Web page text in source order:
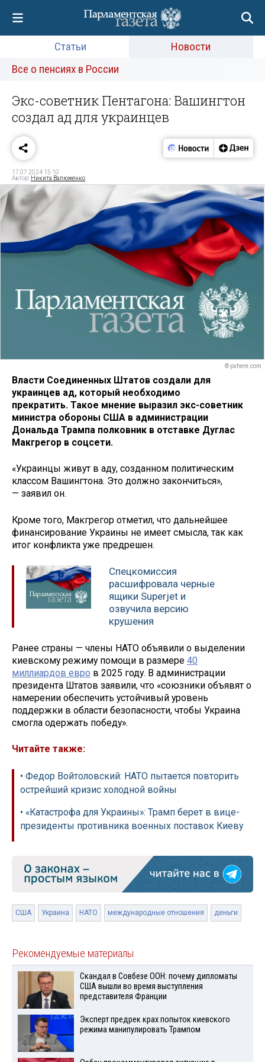
Статьи
Новости
Все о пенсиях в России
Экс-советник Пентагона: Вашингтон
создал ад для украинцев
17.07.2024 15:10
Автор: Никита Валюженко
© pxhere.com
Власти Соединенных Штатов создали для
украинцев ад, который необходимо
прекратить. Такое мнение выразил экс-советник
министра обороны США в администрации
Дональда Трампа полковник в отставке Дуглас
Макгрегор в соцсети.
«Украинцы живут в аду, созданном политическим
классом Вашингтона. Это должно закончиться»,
— заявил он.
Кроме того, Макгрегор отметил, что дальнейшее
финансирование Украины не имеет смысла, так как
итог конфликта уже предрешен.
Спецкомиссия
расшифровала черные
ящики Superjet и
озвучила версию
крушения
Ранее страны — члены НАТО объявили о выделении
киевскому режиму помощи в размере 40
миллиардов евро в 2025 году. В администрации
президента Штатов заявили, что «союзники объявят о
намерении обеспечить устойчивый уровень
поддержки в области безопасности, чтобы Украина
смогла одержать победу».
Читайте также:
• Федор Войтоловский: НАТО пытается повторить
острейший кризис холодной войны
• «Катастрофа для Украины»: Трамп берет в вице-
президенты противника военных поставок Киеву
США Украина НАТО международные отношения деньги
Рекомендуемые материалы
Скандал в Совбезе ООН: почему дипломаты
США вышли во время выступления
представителя Франции
Эксперт предрек крах попыток киевского
режима манипулировать Трампом